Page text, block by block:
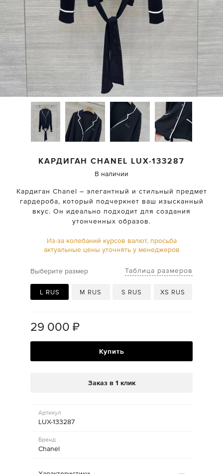
КАРДИГАНCHANEL LUX-133287
В наличии
Кардиган Chanel – элегантный и стильный предмет
гардероба, который подчеркнет ваш изысканный
вкус. Он идеально подходит для создания
утонченных образов.
Из-за колебаний курсов валют, просьба
актуальные цены уточнять у менеджеров
Выберите размер Таблица размеров
L RUS M RUS S RUS XS RUS
29 000 ₽
Купить
Заказ в 1 клик
Артикул
LUX-133287
Бренд
Chanel